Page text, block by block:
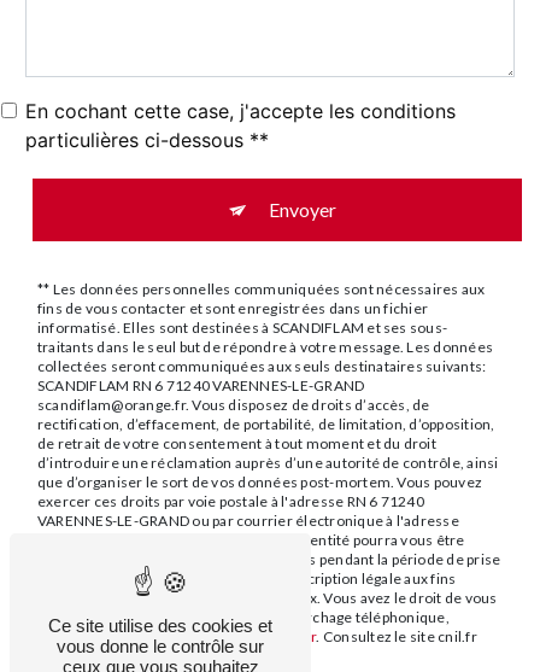
En cochant cette case, j'accepte les conditions
particulières ci-dessous **
Envoyer
** Les données personnelles communiquées sont nécessaires aux
fins de vous contacter et sont enregistrées dans un fichier
informatisé. Elles sont destinées à SCANDIFLAM et ses sous-
traitants dans le seul but de répondre à votre message. Les données
collectées seront communiquées aux seuls destinataires suivants:
SCANDIFLAM RN 6 71240 VARENNES-LE-GRAND
scandiflam@orange.fr. Vous disposez de droits d’accès, de
rectification, d’effacement, de portabilité, de limitation, d’opposition,
de retrait de votre consentement à tout moment et du droit
d’introduire une réclamation auprès d’une autorité de contrôle, ainsi
que d’organiser le sort de vos données post-mortem. Vous pouvez
exercer ces droits par voie postale à l'adresse RN 6 71240
VARENNES-LE-GRAND ou par courrier électronique à l'adresse
scandiflam@orange.fr. Un justificatif d'identité pourra vous être
demandé. Nous conservons vos données pendant la période de prise
de contact puis pendant la durée de prescription légale aux fins
probatoires et de gestion des contentieux. Vous avez le droit de vous
inscrire sur la liste d'opposition au démarchage téléphonique,
disponible à cette adresse:Bloctel.gouv.fr. Consultez le site cnil.fr
pour plus d’informations sur vos droits.
Ce site utilise des cookies et
vous donne le contrôle sur
ceux que vous souhaitez